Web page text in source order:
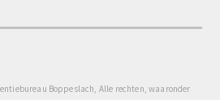
Boppeslach, Alle rechten, waaronder